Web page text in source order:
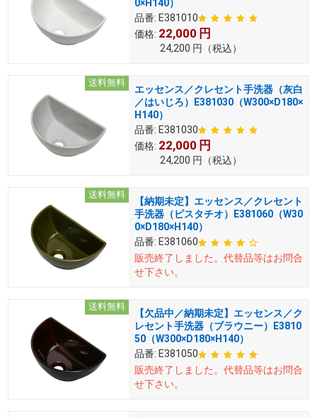
0×H140）
品番: E381010
価格: 22,000 円
24,200 円 （税込）
送料無料
エッセンス／クレセント手洗器（灰白
／はいじろ）E381030（W300×D180×
H140）
品番: E381030
価格: 22,000 円
24,200 円 （税込）
送料無料
【納期未定】エッセンス／クレセント
手洗器（ピスタチオ）E381060（W30
0×D180×H140）
品番: E381060
販売終了しました。 代替品等はお問合
せ下さい。
送料無料
【欠品中／納期未定】エッセンス／ク
レセント手洗器（ブラウニー）E3810
50（W300×D180×H140）
品番: E381050
販売終了しました。 代替品等はお問合
せ下さい。